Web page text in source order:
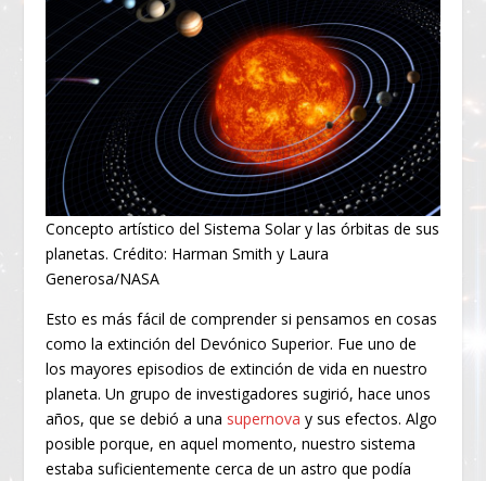
Concepto artístico del Sistema Solar y las órbitas de sus
planetas. Crédito: Harman Smith y Laura
Generosa/NASA
Esto es más fácil de comprender si pensamos en cosas
como la extinción del Devónico Superior. Fue uno de
los mayores episodios de extinción de vida en nuestro
planeta. Un grupo de investigadores sugirió, hace unos
años, que se debió a una supernova y sus efectos. Algo
posible porque, en aquel momento, nuestro sistema
estaba suficientemente cerca de un astro que podía